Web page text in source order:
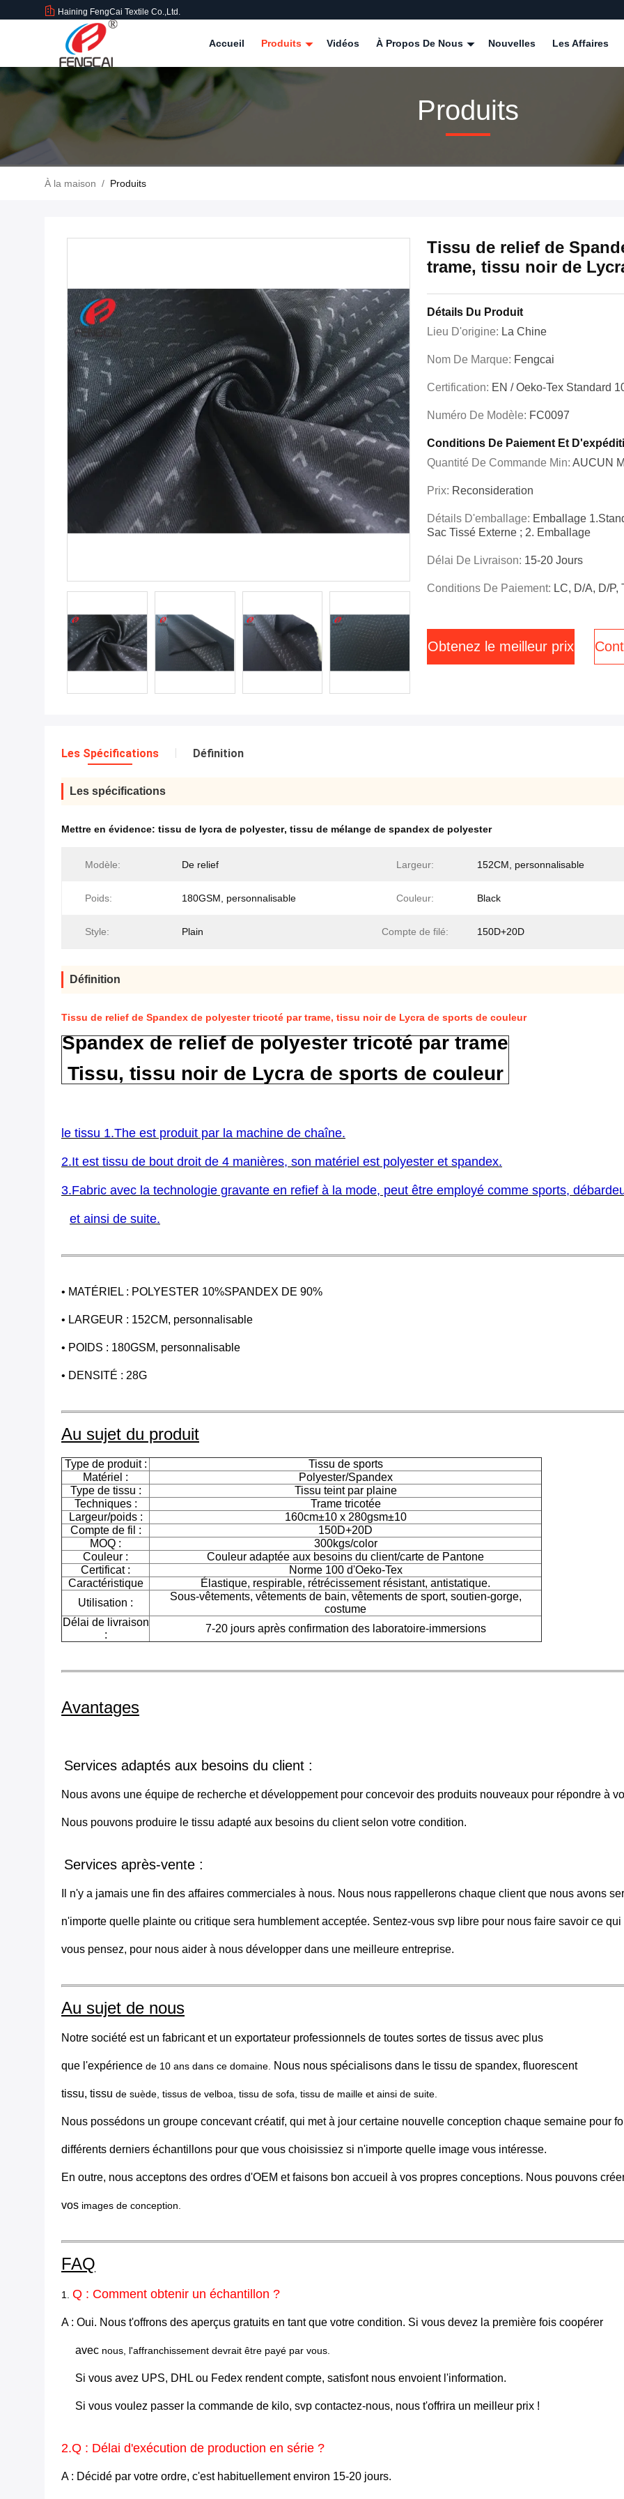
Haining FengCai Textile Co.,Ltd.
Accueil Produits Vidéos À Propos De Nous Nouvelles Les Affaires
Produits
À la maison / Produits
Tissu de relief de
trame, tissu noir de
Détails Du Produit
Lieu D'origine: La Chine
Nom De Marque: Fengcai
Certification: EN / Oeko-Tex Standard
Numéro De Modèle: FC0097
Conditions De Paiement Et
Quantité De Commande Min: AUCUN
Prix: Reconsideration
Détails D'emballage: Emballage
Sac Tissé Externe ; 2. Emballage
Délai De Livraison: 15-20 Jours
Conditions De Paiement: LC, D/A, D/P,
Obtenez le meilleur prix
Les Spécifications Définition
Les spécifications
Mettre en évidence: tissu de lycra de polyester, tissu de mélange de spandex de polyester
Modèle: De relief Largeur: 152CM, personnalisable
Poids: 180GSM, personnalisable Couleur: Black
Style: Plain Compte de filé: 150D+20D
Définition
Tissu de relief de Spandex de polyester tricoté par trame, tissu noir de Lycra de sports de couleur
Spandex de relief de polyester tricoté par trame
Tissu, tissu noir de Lycra de sports de couleur
le tissu 1.The est produit par la machine de chaîne.
2.It est tissu de bout droit de 4 manières, son matériel est polyester et spandex.
3.Fabric avec la technologie gravante en refief à la mode, peut être employé comme sports,
et ainsi de suite.
• MATÉRIEL : POLYESTER 10%SPANDEX DE 90%
• LARGEUR : 152CM, personnalisable
• POIDS : 180GSM, personnalisable
• DENSITÉ : 28G
Au sujet du produit
Type de produit :
Tissu de sports
Matériel :
Polyester/Spandex
Type de tissu :
Tissu teint par plaine
Techniques :
Trame tricotée
Largeur/poids :
160cm±10 x 280gsm±10
Compte de fil :
150D+20D
MOQ :
300kgs/color
Couleur :
Couleur adaptée aux besoins du client/carte de Pantone
Certificat :
Norme 100 d'Oeko-Tex
Caractéristique
Élastique, respirable, rétrécissement résistant, antistatique.
Utilisation :
Sous-vêtements, vêtements de bain, vêtements de sport, soutien-gorge,
costume
Délai de livraison
:
7-20 jours après confirmation des laboratoire-immersions
Avantages
Services adaptés aux besoins du client :
Nous avons une équipe de recherche et développement pour concevoir des produits nouveaux pour répondre à
Nous pouvons produire le tissu adapté aux besoins du client selon votre condition.
Services après-vente :
Il n'y a jamais une fin des affaires commerciales à nous. Nous nous rappellerons chaque client que nous avons
n'importe quelle plainte ou critique sera humblement acceptée. Sentez-vous svp libre pour nous faire savoir ce qui
vous pensez, pour nous aider à nous développer dans une meilleure entreprise.
Au sujet de nous
Notre société est un fabricant et un exportateur professionnels de toutes sortes de tissus avec plus
que l'expérience de 10 ans dans ce domaine. Nous nous spécialisons dans le tissu de spandex, fluorescent
tissu, tissu de suède, tissus de velboa, tissu de sofa, tissu de maille et ainsi de suite.
Nous possédons un groupe concevant créatif, qui met à jour certaine nouvelle conception chaque semaine pour
différents derniers échantillons pour que vous choisissiez si n'importe quelle image vous intéresse.
En outre, nous acceptons des ordres d'OEM et faisons bon accueil à vos propres conceptions. Nous pouvons
vos images de conception.
FAQ
1. Q : Comment obtenir un échantillon ?
A : Oui. Nous t'offrons des aperçus gratuits en tant que votre condition. Si vous devez la première fois coopérer
avec nous, l'affranchissement devrait être payé par vous.
Si vous avez UPS, DHL ou Fedex rendent compte, satisfont nous envoient l'information.
Si vous voulez passer la commande de kilo, svp contactez-nous, nous t'offrira un meilleur prix !
2.Q : Délai d'exécution de production en série ?
A : Décidé par votre ordre, c'est habituellement environ 15-20 jours.